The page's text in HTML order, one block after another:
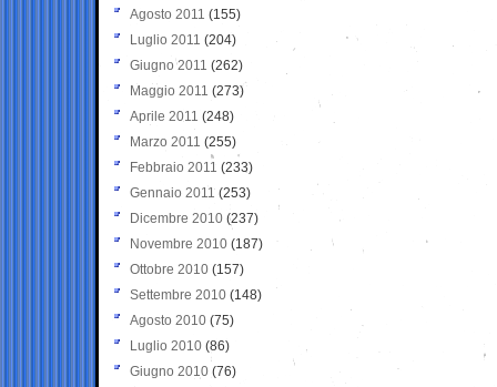
Agosto 2011 (155)
Luglio 2011 (204)
Giugno 2011 (262)
Maggio 2011 (273)
Aprile 2011 (248)
Marzo 2011 (255)
Febbraio 2011 (233)
Gennaio 2011 (253)
Dicembre 2010 (237)
Novembre 2010 (187)
Ottobre 2010 (157)
Settembre 2010 (148)
Agosto 2010 (75)
Luglio 2010 (86)
Giugno 2010 (76)